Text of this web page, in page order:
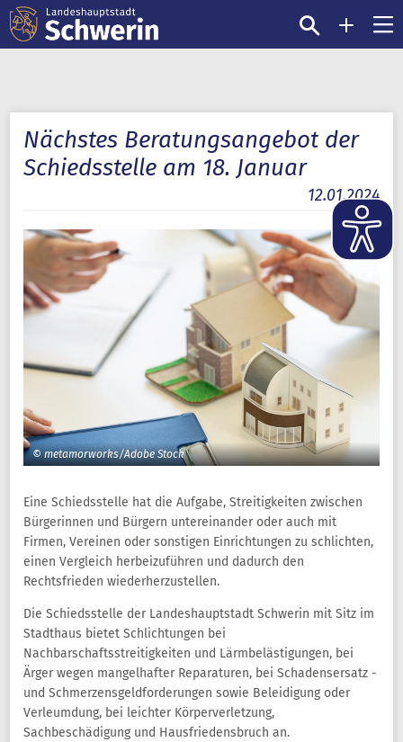
Nächstes Beratungsangebot der
Schiedsstelle am 18. Januar
12.01.2024
© metamorworks/Adobe Stock
Eine Schiedsstelle hat die Aufgabe, Streitigkeiten zwischen
Bürgerinnen und Bürgern untereinander oder auch mit
Firmen, Vereinen oder sonstigen Einrichtungen zu schlichten,
einen Vergleich herbeizuführen und dadurch den
Rechtsfrieden wiederherzustellen.
Die Schiedsstelle der Landeshauptstadt Schwerin mit Sitz im
Stadthaus bietet Schlichtungen bei
Nachbarschaftsstreitigkeiten und Lärmbelästigungen, bei
Ärger wegen mangelhafter Reparaturen, bei Schadensersatz -
und Schmerzensgeldforderungen sowie Beleidigung oder
Verleumdung, bei leichter Körperverletzung,
Sachbeschädigung und Hausfriedensbruch an.